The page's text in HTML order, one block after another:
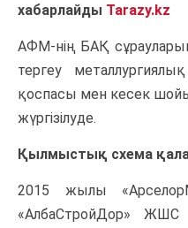
хабарлайды Tarazy.kz
АФМ-нің БАҚ
тергеу
қоспасы мен кесек
жүргізілуде.
Қылмыстық схема
2015 жылы
«АлбаСтройДор»